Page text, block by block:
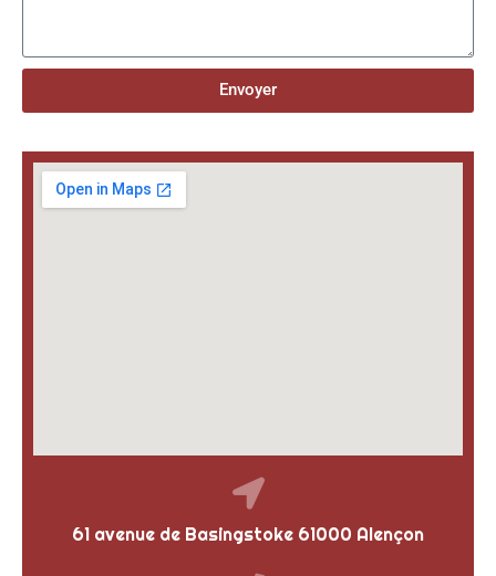
Envoyer
61 avenue de Basingstoke 61000 Alençon